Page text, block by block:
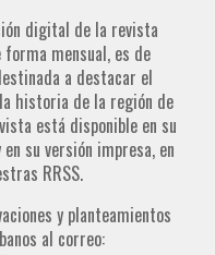
digital de la revista
mensual, es de
a destacar el
historia de la región de
está disponible en su
su versión impresa, en
RRSS.
y planteamientos
al correo: